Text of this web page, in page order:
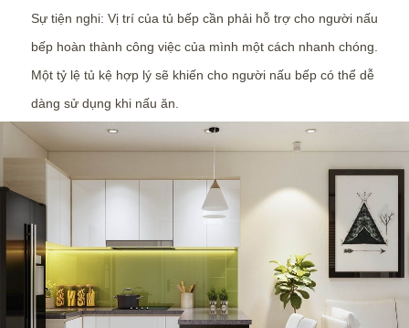
Sự tiện nghi: Vị trí của tủ bếp cần phải hỗ trợ cho người nấu
bếp hoàn thành công việc của mình một cách nhanh chóng.
Một tỷ lệ tủ kệ hợp lý sẽ khiến cho người nấu bếp có thể dễ
dàng sử dụng khi nấu ăn.